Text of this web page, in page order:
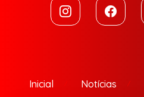
Inicial Notícias